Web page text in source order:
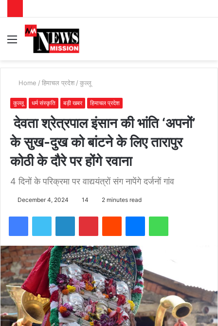
Menu
Home / हिमाचल प्रदेश / कुल्लू
कुल्लू धर्म संस्कृति बड़ी खबर हिमाचल प्रदेश
देवता श्रेत्रपाल इंसान की भांति ‘अपनों’
के सुख-दुख को बांटने के लिए तारापुर
कोठी के दौरे पर होंगे रवाना
4 दिनों के परिक्रमा पर वाद्ययंत्रों संग नापेंगे दर्जनों गांव
December 4, 2024 14 2 minutes read